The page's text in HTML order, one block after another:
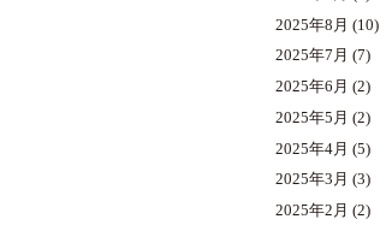
2025年8月 (10)
2025年7月 (7)
2025年6月 (2)
2025年5月 (2)
2025年4月 (5)
2025年3月 (3)
2025年2月 (2)